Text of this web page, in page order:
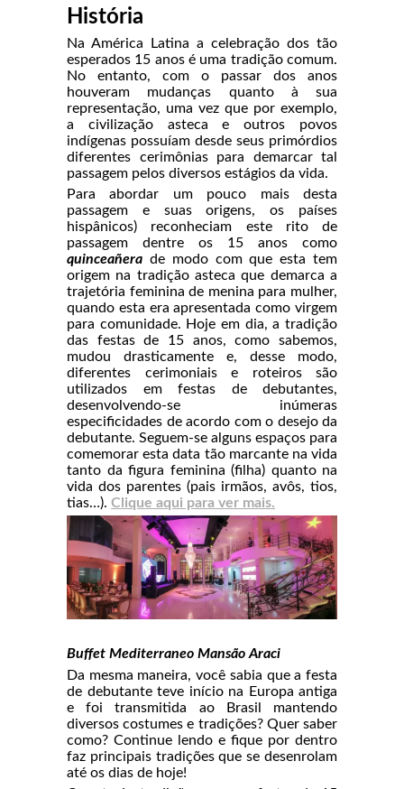
História
Na América Latina a celebração dos tão
esperados 15 anos é uma tradição comum.
No entanto, com o passar dos anos
houveram mudanças quanto à sua
representação, uma vez que por exemplo,
a civilização asteca e outros povos
indígenas possuíam desde seus primórdios
diferentes cerimônias para demarcar tal
passagem pelos diversos estágios da vida.
Para abordar um pouco mais desta
passagem e suas origens, os países
hispânicos) reconheciam este rito de
passagem dentre os 15 anos como
quinceañera de modo com que esta tem
origem na tradição asteca que demarca a
trajetória feminina de menina para mulher,
quando esta era apresentada como virgem
para comunidade. Hoje em dia, a tradição
das festas de 15 anos, como sabemos,
mudou drasticamente e, desse modo,
diferentes cerimoniais e roteiros são
utilizados em festas de debutantes,
desenvolvendo-se inúmeras
especificidades de acordo com o desejo da
debutante. Seguem-se alguns espaços para
comemorar esta data tão marcante na vida
tanto da figura feminina (filha) quanto na
vida dos parentes (pais irmãos, avôs, tios,
tias…). Clique aqui para ver mais.
Buffet Mediterraneo Mansão Araci
Da mesma maneira, você sabia que a festa
de debutante teve início na Europa antiga
e foi transmitida ao Brasil mantendo
diversos costumes e tradições? Quer saber
como? Continue lendo e fique por dentro
faz principais tradições que se desenrolam
até os dias de hoje!